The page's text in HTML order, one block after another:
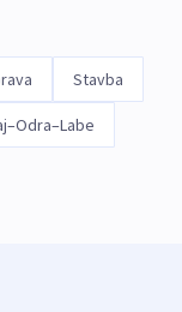
Stavba